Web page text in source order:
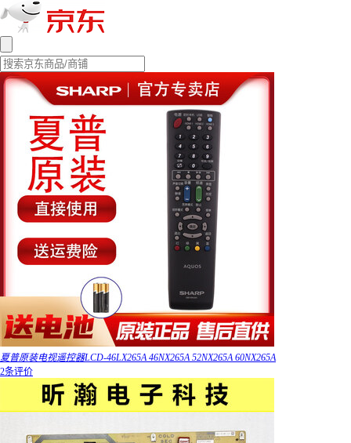
夏普原装电视遥控器LCD-46LX265A 46NX265A 52NX265A 60NX265A
2条评价